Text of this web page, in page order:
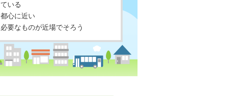
ている
都心に近い
必要なものが近場でそろう